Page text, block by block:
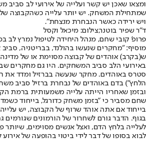
ומצאו שאכן יש קשר ועלייה של אירועי לב סביב
שמתחילת המשחק. יש יותר עלייה כשהקבוצה
ויש ירידה כאשר הנבחרת מנצחת”.
ד"ר שפיר בוטנר,צילום: מיכאל וקסל
פרופ’ קובי שחם, מנהל היחידה לטיפול נמרץ לב
מוסיף: "מחקרים שנעשו בהולנד, בבריטניה, סביב
ש(בקרב) אוהדים של קבוצה מסוימת או של
באירועי הלב סביב המשחקים. היו גם מחקרים
סטרס באוהדים. מחקר שנעשה בברזיל ומדד את
הלחץ") בדם באוהדים של נבחרת ברזיל סביב
ובזמן שאחריו הייתה עלייה משמעותית ברמת
שחם מסביר כי "בזמן משחק כדורגל, בייחוד
בייחוד אם אתה אוהד שרוף של הקבוצה, יש
בגוף. הדבר גורם לשחרור של הורמונים שגורמים
לעלייה בלחץ הדם, ואצל אנשים מסוימים, שיותר
לבוא בסופו של דבר לידי ביטוי בהופעה של